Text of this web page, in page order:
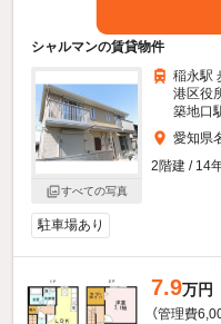
シャルマンの賃貸物件
すべての写真
稲永駅
港区役
築地口
愛知県
2階建 / 14
駐車場あり
7.9万円
（管理費